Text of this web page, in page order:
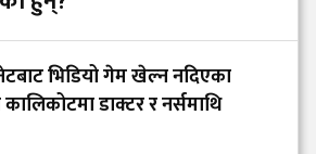
भिडियो गेम खेल्न नदिएका
डाक्टर र नर्समाथि